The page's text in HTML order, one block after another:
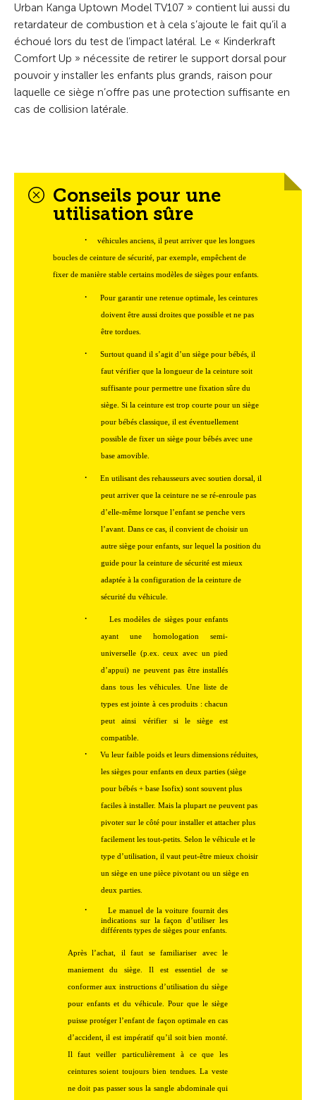
Urban Kanga Uptown Model TV107 » contient lui aussi du
retardateur de combustion et à cela s’ajoute le fait qu’il a
échoué lors du test de l’impact latéral. Le « Kinderkraft
Comfort Up » nécessite de retirer le support dorsal pour
pouvoir y installer les enfants plus grands, raison pour
laquelle ce siège n’offre pas une protection suffisante en
cas de collision latérale.
Conseils pour une
utilisation sûre
· véhicules anciens, il peut arriver que les longues
boucles de ceinture de sécurité, par exemple, empêchent de
fixer de manière stable certains modèles de sièges pour enfants.
· Pour garantir une retenue optimale, les ceintures
doivent être aussi droites que possible et ne pas
être tordues.
· Surtout quand il s’agit d’un siège pour bébés, il
faut vérifier que la longueur de la ceinture soit
suffisante pour permettre une fixation sûre du
siège. Si la ceinture est trop courte pour un siège
pour bébés classique, il est éventuellement
possible de fixer un siège pour bébés avec une
base amovible.
· En utilisant des rehausseurs avec soutien dorsal, il
peut arriver que la ceinture ne se ré-enroule pas
d’elle-même lorsque l’enfant se penche vers
l’avant. Dans ce cas, il convient de choisir un
autre siège pour enfants, sur lequel la position du
guide pour la ceinture de sécurité est mieux
adaptée à la configuration de la ceinture de
sécurité du véhicule.
· Les modèles de sièges pour enfants
ayant une homologation semi-
universelle (p.ex. ceux avec un pied
d’appui) ne peuvent pas être installés
dans tous les véhicules. Une liste de
types est jointe à ces produits : chacun
peut ainsi vérifier si le siège est
compatible.
· Vu leur faible poids et leurs dimensions réduites,
les sièges pour enfants en deux parties (siège
pour bébés + base Isofix) sont souvent plus
faciles à installer. Mais la plupart ne peuvent pas
pivoter sur le côté pour installer et attacher plus
facilement les tout-petits. Selon le véhicule et le
type d’utilisation, il vaut peut-être mieux choisir
un siège en une pièce pivotant ou un siège en
deux parties.
·
Le manuel de la voiture fournit des
indications sur la façon d’utiliser les
différents types de sièges pour enfants.
Après l’achat, il faut se familiariser avec le
maniement du siège. Il est essentiel de se
conformer aux instructions d’utilisation du siège
pour enfants et du véhicule. Pour que le siège
puisse protéger l’enfant de façon optimale en cas
d’accident, il est impératif qu’il soit bien monté.
Il faut veiller particulièrement à ce que les
ceintures soient toujours bien tendues. La veste
ne doit pas passer sous la sangle abdominale qui